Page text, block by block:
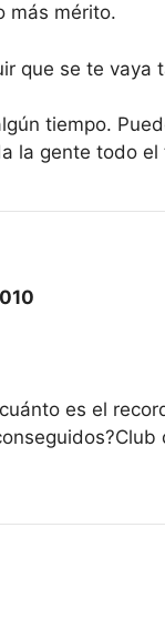
más mérito.
que se te vaya
tiempo.
la gente todo el
es el